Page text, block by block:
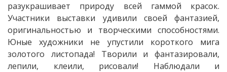
разукрашивает природу всей гаммой красок.
Участники выставки удивили своей фантазией,
оригинальностью и творческими способностями.
Юные художники не упустили короткого мига
золотого листопада! Творили и фантазировали,
лепили, клеили, рисовали! Наблюдали и